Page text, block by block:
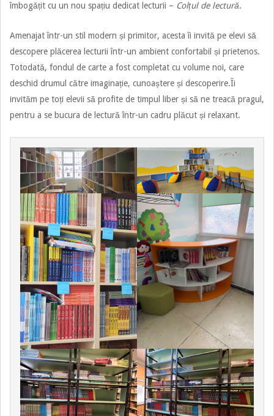
îmbogățit cu un nou spațiu dedicat lecturii – Colțul de lectură.
Amenajat într-un stil modern și primitor, acesta îi invită pe elevi să
descopere plăcerea lecturii într-un ambient confortabil și prietenos.
Totodată, fondul de carte a fost completat cu volume noi, care
deschid drumul către imaginație, cunoaștere și descoperire.Îi
invităm pe toți elevii să profite de timpul liber și să ne treacă pragul,
pentru a se bucura de lectură într-un cadru plăcut și relaxant.